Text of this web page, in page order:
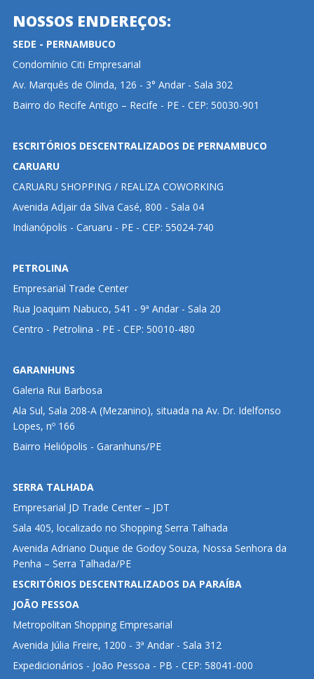
NOSSOS ENDEREÇOS:
SEDE - PERNAMBUCO
Condomínio Citi Empresarial
Av. Marquês de Olinda, 126 - 3° Andar - Sala 302
Bairro do Recife Antigo – Recife - PE - CEP: 50030-901
ESCRITÓRIOS DESCENTRALIZADOS DE PERNAMBUCO
CARUARU
CARUARU SHOPPING / REALIZA COWORKING
Avenida Adjair da Silva Casé, 800 - Sala 04
Indianópolis - Caruaru - PE - CEP: 55024-740
PETROLINA
Empresarial Trade Center
Rua Joaquim Nabuco, 541 - 9ª Andar - Sala 20
Centro - Petrolina - PE - CEP: 50010-480
GARANHUNS
Galeria Rui Barbosa
Ala Sul, Sala 208-A (Mezanino), situada na Av. Dr. Idelfonso
Lopes, nº 166
Bairro Heliópolis - Garanhuns/PE
SERRA TALHADA
Empresarial JD Trade Center – JDT
Sala 405, localizado no Shopping Serra Talhada
Avenida Adriano Duque de Godoy Souza, Nossa Senhora da
Penha – Serra Talhada/PE
ESCRITÓRIOS DESCENTRALIZADOS DA PARAÍBA
JOÃO PESSOA
Metropolitan Shopping Empresarial
Avenida Júlia Freire, 1200 - 3ª Andar - Sala 312
Expedicionários - João Pessoa - PB - CEP: 58041-000